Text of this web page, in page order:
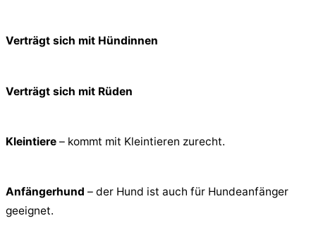
Verträgt sich mit Hündinnen
Verträgt sich mit Rüden
Kleintiere – kommt mit Kleintieren zurecht.
Anfängerhund – der Hund ist auch für Hundeanfänger
geeignet.